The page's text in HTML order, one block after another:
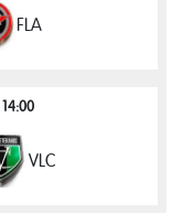
FLA
14:00
VLC